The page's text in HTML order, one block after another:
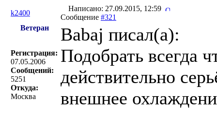
k2400
Написано: 27.09.2015, 12:59
Сообщение #321
Ветеран
Регистрация:
07.05.2006
Сообщений:
5251
Откуда:
Москва
Babaj писал(a):
Подобрать всегда
действительно
внешнее